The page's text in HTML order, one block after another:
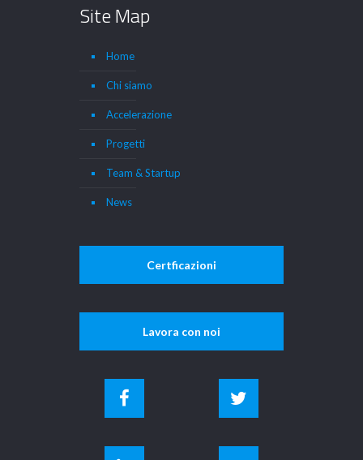
Site Map
Home
Chi siamo
Accelerazione
Progetti
Team & Startup
News
Certficazioni
Lavora con noi